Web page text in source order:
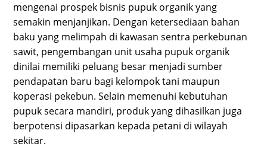
mengenai prospek bisnis pupuk organik yang
semakin menjanjikan. Dengan ketersediaan bahan
baku yang melimpah di kawasan sentra perkebunan
sawit, pengembangan unit usaha pupuk organik
dinilai memiliki peluang besar menjadi sumber
pendapatan baru bagi kelompok tani maupun
koperasi pekebun. Selain memenuhi kebutuhan
pupuk secara mandiri, produk yang dihasilkan juga
berpotensi dipasarkan kepada petani di wilayah
sekitar.